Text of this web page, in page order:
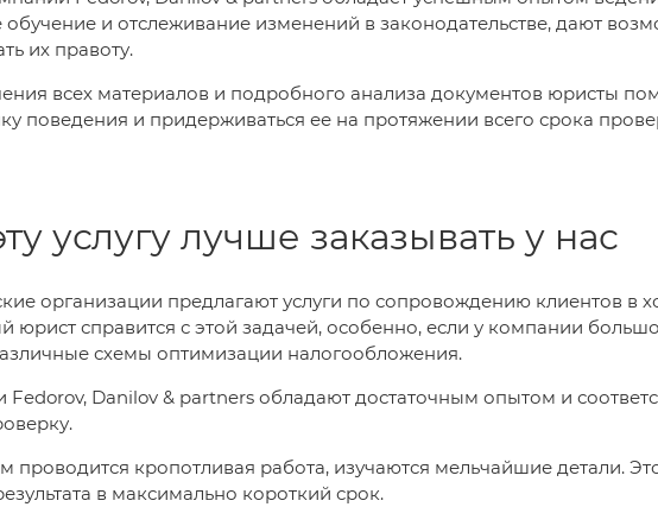
и отслеживание изменений в законодательстве, дают
их правоту.
всех материалов и подробного анализа документов юристы
поведения и придерживаться ее на протяжении всего срока
услугу лучше заказывать у нас
организации предлагают услуги по сопровождению клиентов в
юрист справится с этой задачей, особенно, если у компании
схемы оптимизации налогообложения.
Danilov & partners обладают достаточным опытом и
кропотливая работа, изучаются мельчайшие детали.
в максимально короткий срок.